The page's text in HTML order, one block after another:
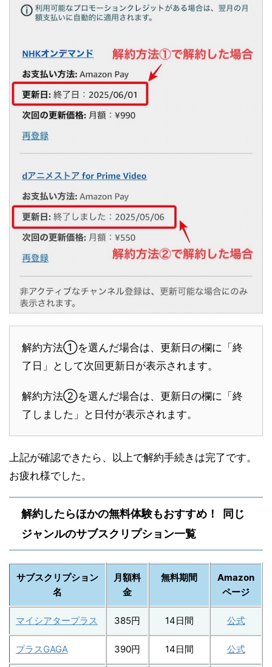
解約方法①を選んだ場合は、更新日の欄に「終
了日」として次回更新日が表示されます。
解約方法②を選んだ場合は、更新日の欄に「終
了しました」と日付が表示されます。
上記が確認できたら、以上で解約手続きは完了です。
お疲れ様でした。
解約したらほかの無料体験もおすすめ！ 同じ
ジャンルのサブスクリプション一覧
サブスクリプション
名
月額料
金
無料期間
Amazon
ページ
マイシアタープラス 385円 14日間 公式
プラスGAGA 390円 14日間 公式